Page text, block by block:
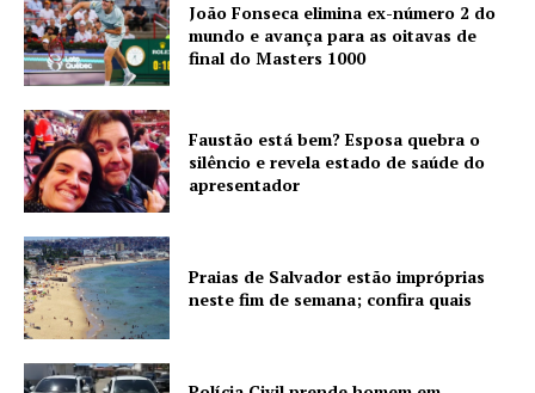
João Fonseca elimina ex-número 2 do
mundo e avança para as oitavas de
final do Masters 1000
Faustão está bem? Esposa quebra o
silêncio e revela estado de saúde do
apresentador
Praias de Salvador estão impróprias
neste fim de semana; confira quais